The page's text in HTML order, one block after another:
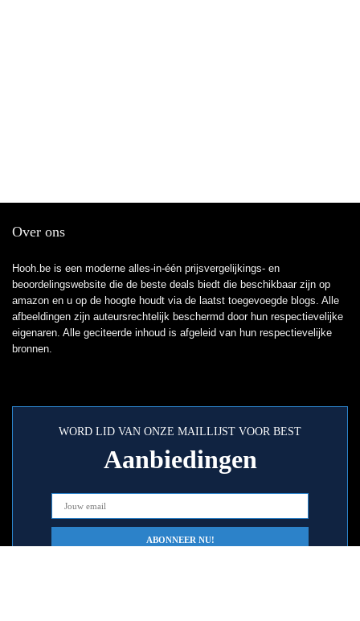
Over ons
Hooh.be is een moderne alles-in-één prijsvergelijkings- en
beoordelingswebsite die de beste deals biedt die beschikbaar zijn op
amazon en u op de hoogte houdt via de laatst toegevoegde blogs. Alle
afbeeldingen zijn auteursrechtelijk beschermd door hun respectievelijke
eigenaren. Alle geciteerde inhoud is afgeleid van hun respectievelijke
bronnen.
WORD LID VAN ONZE MAILLIJST VOOR BEST
Aanbiedingen